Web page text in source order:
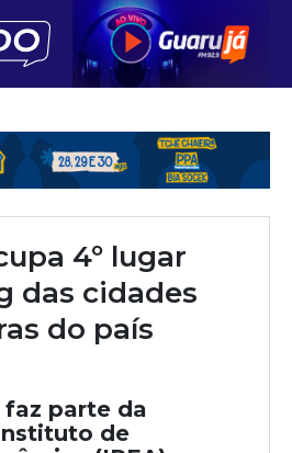
4º lugar
das cidades
do país
faz parte da
de